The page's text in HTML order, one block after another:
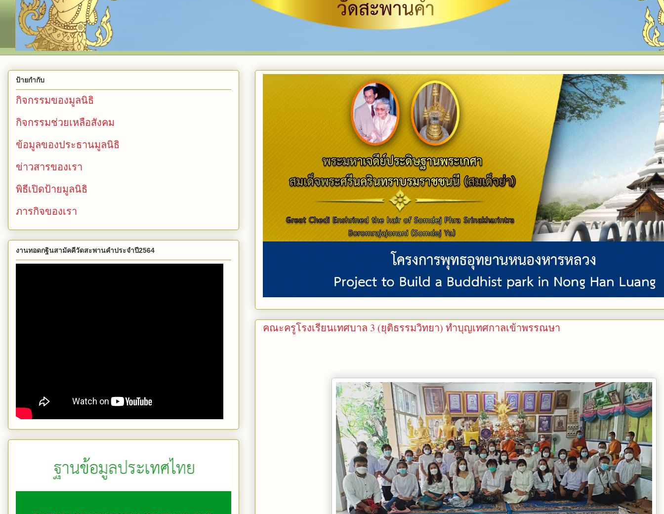
คณะครูโรงเรียนเทศบาล 3 (ยุติธรรมวิทยา) ทำบุญเทศกาลเข้าพรรณษา
ป้ายกำกับ
กิจกรรมของมูลนิธิ
กิจกรรมช่วยเหลือสังคม
ข้อมูลของประธานมูลนิธิ
ข่าวสารของเรา
พิธีเปิดป้ายมูลนิธิ
ภารกิจของเรา
งานทอดกฐินสามัคคีวัดสะพานคำประจำปี2564